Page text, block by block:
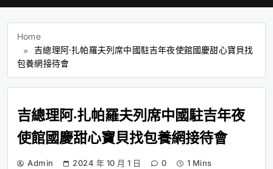
Home
吉總理阿·扎帕羅夫列席中國駐吉年夜使館國慶甜心寶貝找
包養網接待會
吉總理阿·扎帕羅夫列席中國駐吉年夜
使館國慶甜心寶貝找包養網接待會
Admin 2024 年 10 月 1 日 0 1 Mins